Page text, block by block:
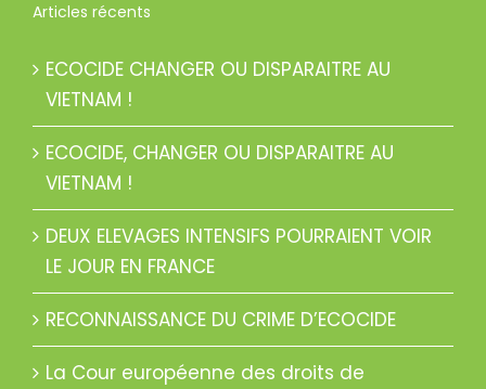
Articles récents
ECOCIDE CHANGER OU DISPARAITRE AU
VIETNAM !
ECOCIDE, CHANGER OU DISPARAITRE AU
VIETNAM !
DEUX ELEVAGES INTENSIFS POURRAIENT VOIR
LE JOUR EN FRANCE
RECONNAISSANCE DU CRIME D’ECOCIDE
La Cour européenne des droits de